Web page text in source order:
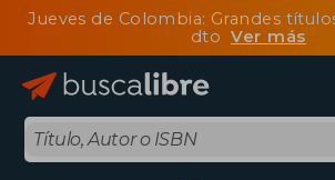
Jueves de Colombia: Grandes
dtoVer más